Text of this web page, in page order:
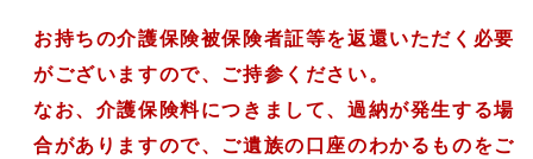
お持ちの介護保険被保険者証等を返還いただく必要
がございますので、ご持参ください。
なお、介護保険料につきまして、過納が発生する場
合がありますので、ご遺族の口座のわかるものをご